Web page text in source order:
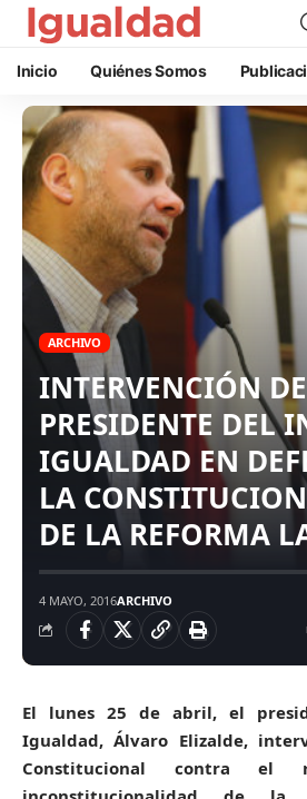
Inicio Quiénes Somos
ARCHIVO
INTERVENCIÓN
PRESIDENTE DEL
IGUALDAD EN
LA
DE LA REFORMA
4 MAYO, 2016ARCHIVO
El lunes 25 de abril, el
Igualdad, Álvaro Elizalde,
Constitucional contra el